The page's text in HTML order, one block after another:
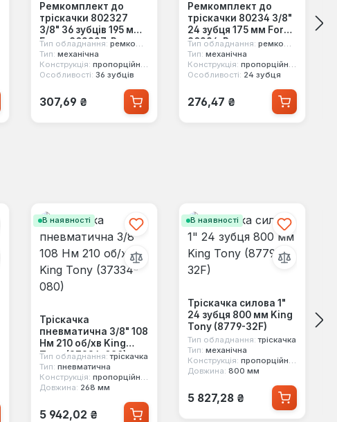
Ремкомплект до
тріскачки 802327
3/8" 36 зубців 195 мм
Force 802327-P
Тип обладнання: ремкомплект
Тип: механічна
Конструкція: пропорційний механізм
Особливості: 36 зубців
Звичайна ціна:
307,69 ₴
Ремкомплект до
тріскачки 80234 3/8"
24 зубця 175 мм Force
80234-P
Тип обладнання: ремкомплект
Тип: механічна
Конструкція: пропорційний механізм
Особливості: 24 зубця
Звичайна ціна:
276,47 ₴
В наявності
Тріскачка
пневматична 3/8" 108
Нм 210 об/хв King
Tony (37334-080)
Тип обладнання: тріскачка
Тип: пневматична
Конструкція: пропорційний механізм
Довжина: 268 мм
Звичайна ціна:
5 942,02 ₴
В наявності
Тріскачка силова 1"
24 зубця 800 мм King
Tony (8779-32F)
Тип обладнання: тріскачка
Тип: механічна
Конструкція: пропорційний механізм
Довжина: 800 мм
Звичайна ціна:
5 827,28 ₴